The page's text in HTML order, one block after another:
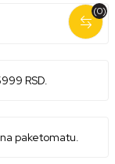
(0)
RSD.
paketomatu.